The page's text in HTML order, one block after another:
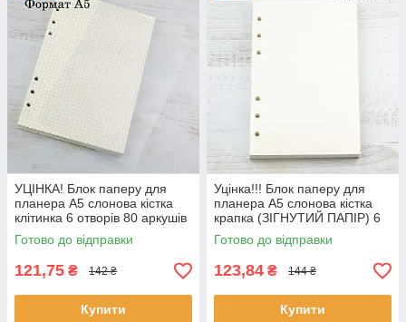
УЦІНКА! Блок паперу для
планера А5 слонова кістка
клітинка 6 отворів 80 аркушів
(ЗІГНУТИЙ ПАПІР) BDP002а
Готово до відправки
121,75 ₴ 142 ₴
Купити
Уцінка!!! Блок паперу для
планера А5 слонова кістка
крапка (ЗІГНУТИЙ ПАПІР) 6
отворів 80 аркушів BDP013
Готово до відправки
123,84 ₴ 144 ₴
Купити